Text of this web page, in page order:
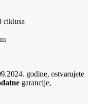
ciklusa
godine, ostvarujete
garancije,